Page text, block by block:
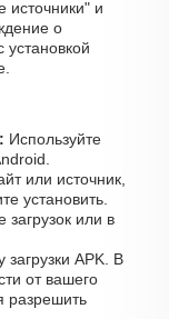
и
о
Используйте
или источник,
установить.
или в
APK. В
от вашего
разрешить